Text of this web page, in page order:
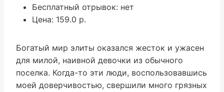
Бесплатный отрывок: нет
Цена: 159.0 р.
Богатый мир элиты оказался жесток и ужасен
для милой, наивной девочки из обычного
поселка. Когда-то эти люди, воспользовавшись
моей доверчивостью, свершили много грязных